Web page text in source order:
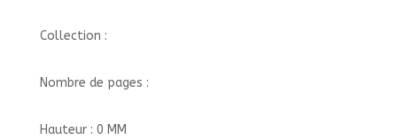
Collection :
Nombre de pages :
Hauteur : 0 MM